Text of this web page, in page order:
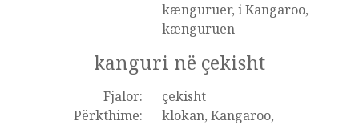
kænguruer, i Kangaroo,
kænguruen
kanguri në çekisht
Fjalor:
çekisht
Përkthime:
klokan, Kangaroo,